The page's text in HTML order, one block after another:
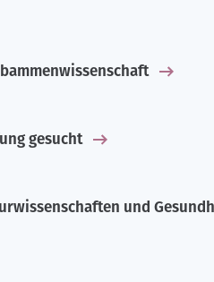
gesucht
und